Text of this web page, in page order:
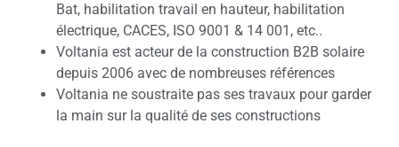
Bat, habilitation travail en hauteur, habilitation
électrique, CACES, ISO 9001 & 14 001, etc..
Voltania est acteur de la construction B2B solaire
depuis 2006 avec de nombreuses références
Voltania ne soustraite pas ses travaux pour garder
la main sur la qualité de ses constructions